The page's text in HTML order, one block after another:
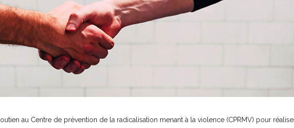
au Centre de prévention de la radicalisation menant à la violence (CPRMV) pour